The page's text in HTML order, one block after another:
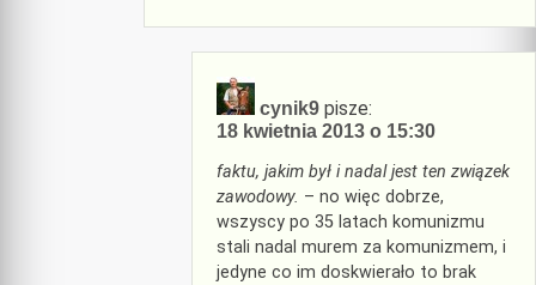
cynik9 pisze:
18 kwietnia 2013 o 15:30
faktu, jakim był i nadal jest ten związek
zawodowy. – no więc dobrze,
wszyscy po 35 latach komunizmu
stali nadal murem za komunizmem, i
jedyne co im doskwierało to brak